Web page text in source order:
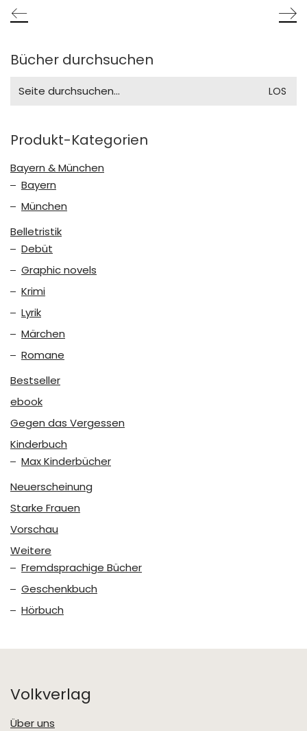
Bücher durchsuchen
for:
Produkt-Kategorien
Bayern & München
Bayern
München
Belletristik
Debüt
Graphic novels
Krimi
Lyrik
Märchen
Romane
Bestseller
ebook
Gegen das Vergessen
Kinderbuch
Max Kinderbücher
Neuerscheinung
Starke Frauen
Vorschau
Weitere
Fremdsprachige Bücher
Geschenkbuch
Hörbuch
Volkverlag
Über uns